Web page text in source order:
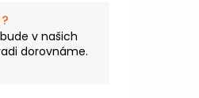
v našich
dorovnáme.